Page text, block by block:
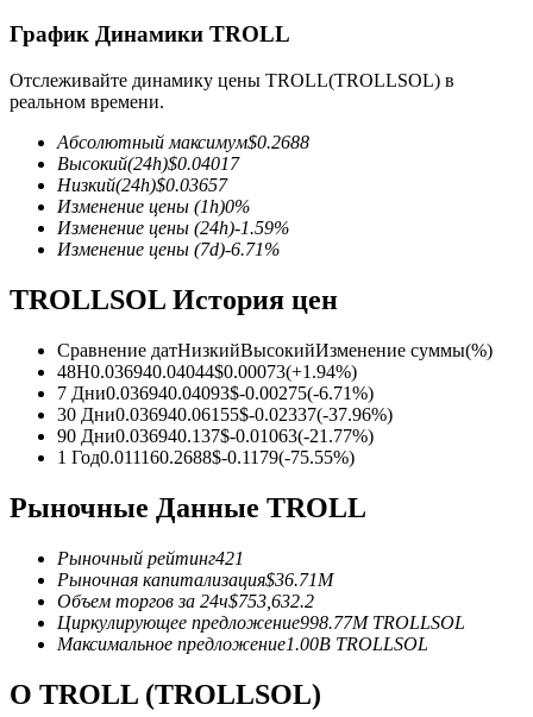
TradFi
Деривативы на акции, форекс, драгоценные металлы и
сырьевые товары
USDC фьючерсы
обеспечения
График Динамики TROLL
Отслеживайте динамику цены TROLL(TROLLSOL) в
реальном времени.
Абсолютный максимум$0.2688
Высокий(24h)$0.04017
Низкий(24h)$0.03657
Изменение цены (1h)0%
Изменение цены (24h)-1.59%
Изменение цены (7d)-6.71%
TROLLSOL История цен
Сравнение датНизкийВысокийИзменение суммы(%)
48H0.036940.04044$0.00073(+1.94%)
7 Дни0.036940.04093$-0.00275(-6.71%)
30 Дни0.036940.06155$-0.02337(-37.96%)
90 Дни0.036940.137$-0.01063(-21.77%)
1 Год0.011160.2688$-0.1179(-75.55%)
Рыночные Данные TROLL
Рыночный рейтинг421
Рыночная капитализация$36.71M
Объем торгов за 24ч$753,632.2
Циркулирующее предложение998.77M TROLLSOL
Максимальное предложение1.00B TROLLSOL
О TROLL (TROLLSOL)